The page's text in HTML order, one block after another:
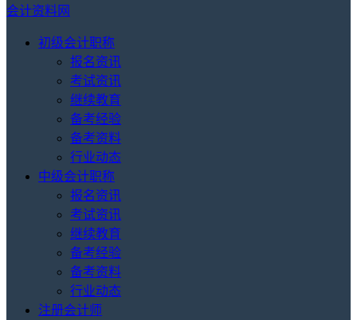
会计资料网
初级会计职称
报名资讯
考试资讯
继续教育
备考经验
备考资料
行业动态
中级会计职称
报名资讯
考试资讯
继续教育
备考经验
备考资料
行业动态
注册会计师